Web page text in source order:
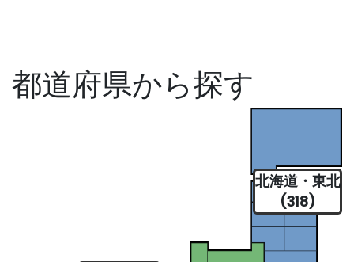
都道府県から探す
北海道・東北
(318)